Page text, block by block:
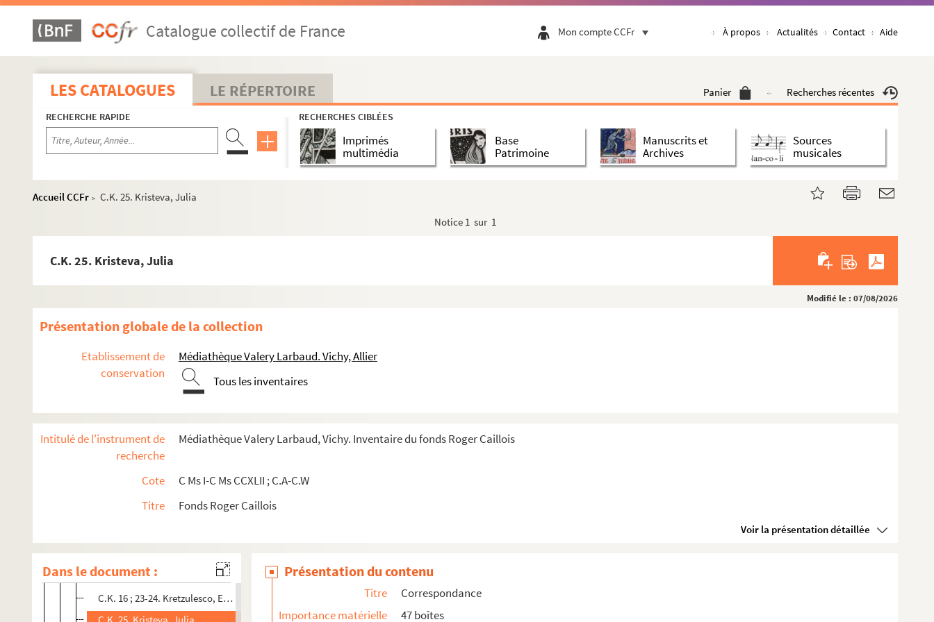
Catalogue collectif de France Mon compte CCFr À propos Actualités Contact Aide
LES CATALOGUES LE RÉPERTOIRE Panier Recherches récentes
RECHERCHE RAPIDE RECHERCHES CIBLÉES
Imprimés
multimédia
Base
Patrimoine
Manuscrits et
Archives
Sources
musicales
Accueil CCFr > C.K. 25. Kristeva, Julia
Notice 1 sur 1
C.K. 25. Kristeva, Julia
Modifié le : 07/08/2026
Présentation globale de la collection
Etablissement de
conservation
Médiathèque Valery Larbaud. Vichy, Allier
Tous les inventaires
Intitulé de l'instrument de
recherche
Médiathèque Valery Larbaud, Vichy. Inventaire du fonds Roger Caillois
Cote
C Ms I-C Ms CCXLII ; C.A-C.W
Titre
Fonds Roger Caillois
Voir la présentation détaillée
Dans le document :
C-E
F-I
J-L
C.J. 1-6 ; 9-20. Jabès, Edmond
C.J. 21. Jaccottet, Philippe
C.J. 23. Jaquillard, Pierre
C.J. 8. Jourdan, Henri
C.J. 6-7 ; 26-28. Judrin, Roger
C.K. 1 ; 12-14. Kayaloff, Jacques
C.K. 2-5. Kemal, Yachar
C.K. 17. King, John
C.K. 9. Klébaner, Daniel
C.K. 19. Koninck, Thomas de
C.K. 21-22. Koyré, Alexandre
VKoz.Cail 1. Kozovoï, Vadim
C.K. 16 ; 23-24. Kretzulesco, Emanuela
Présentation du contenu
Titre
Correspondance
Importance matérielle
47 boîtes